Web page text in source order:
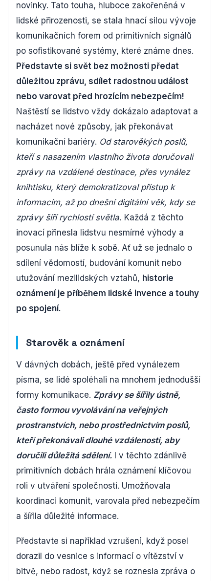
novinky. Tato touha, hluboce zakořeněná v
lidské přirozenosti, se stala hnací silou vývoje
komunikačních forem od primitivních signálů
po sofistikované systémy, které známe dnes.
Představte si svět bez možnosti předat
důležitou zprávu, sdílet radostnou událost
nebo varovat před hrozícím nebezpečím!
Naštěstí se lidstvo vždy dokázalo adaptovat a
nacházet nové způsoby, jak překonávat
komunikační bariéry. Od starověkých poslů,
kteří s nasazením vlastního života doručovali
zprávy na vzdálené destinace, přes vynález
knihtisku, který demokratizoval přístup k
informacím, až po dnešní digitální věk, kdy se
zprávy šíří rychlostí světla. Každá z těchto
inovací přinesla lidstvu nesmírné výhody a
posunula nás blíže k sobě. Ať už se jednalo o
sdílení vědomostí, budování komunit nebo
utužování mezilidských vztahů, historie
oznámení je příběhem lidské invence a touhy
po spojení.
Starověk a oznámení
V dávných dobách, ještě před vynálezem
písma, se lidé spoléhali na mnohem jednodušší
formy komunikace. Zprávy se šířily ústně,
často formou vyvolávání na veřejných
prostranstvích, nebo prostřednictvím poslů,
kteří překonávali dlouhé vzdálenosti, aby
doručili důležitá sdělení. I v těchto zdánlivě
primitivních dobách hrála oznámení klíčovou
roli v utváření společnosti. Umožňovala
koordinaci komunit, varovala před nebezpečím
a šířila důležité informace.
Představte si například vzrušení, když posel
dorazil do vesnice s informací o vítězství v
bitvě, nebo radost, když se roznesla zpráva o